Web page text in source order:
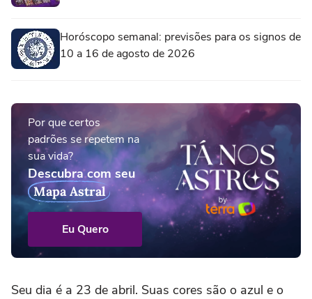
Horóscopo semanal: previsões para os signos de
10 a 16 de agosto de 2026
Por que certos
padrões se repetem na
sua vida?
Descubra com seu
Mapa Astral
Eu Quero
Seu dia é a 23 de abril. Suas cores são o azul e o